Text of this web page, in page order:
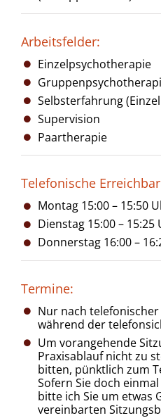
Arbeitsfelder:
Einzelpsychotherapie
Selbsterfahrung
Supervision
Paartherapie
Telefonische
Montag 15:00 – 15:50
Dienstag 15:00 – 15:25
Donnerstag 16:00 –
Termine:
Nur nach
während der
Um vorangehende
Praxisablauf nicht zu
bitten, pünktlich zum
Sofern Sie doch
bitte ich Sie um etwas
vereinbarten